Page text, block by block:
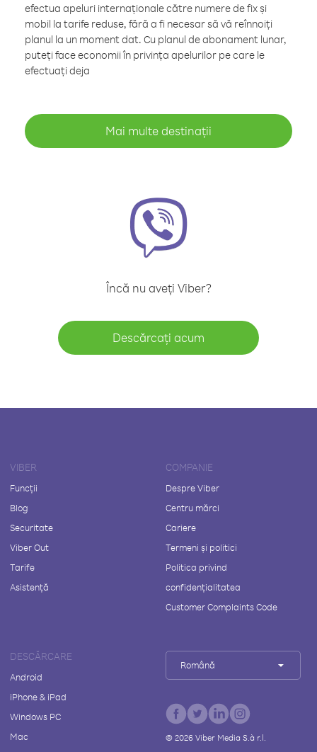
efectua apeluri internaționale către numere de fix și
mobil la tarife reduse, fără a fi necesar să vă reînnoiți
planul la un moment dat. Cu planul de abonament lunar,
puteți face economii în privința apelurilor pe care le
efectuați deja
Mai multe destinații
Încă nu aveți Viber?
Descărcați acum
VIBER
Funcții
Blog
Securitate
Viber Out
Tarife
Asistență
COMPANIE
Despre Viber
Centru mărci
Cariere
Termeni și politici
Politica privind
confidențialitatea
Customer Complaints Code
DESCĂRCARE
Android
iPhone & iPad
Windows PC
Mac
Română
© 2026Viber Media S.à r.l.